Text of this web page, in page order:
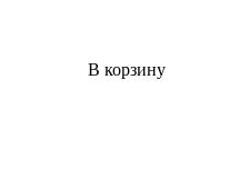
В корзину